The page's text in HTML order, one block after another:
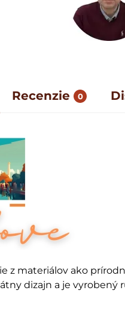
Recenzie 0
z materiálov ako
dizajn a je vyrobený